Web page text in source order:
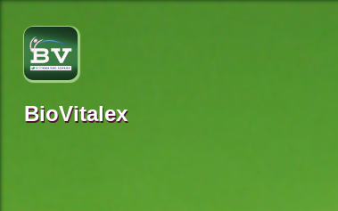
BioVitalex